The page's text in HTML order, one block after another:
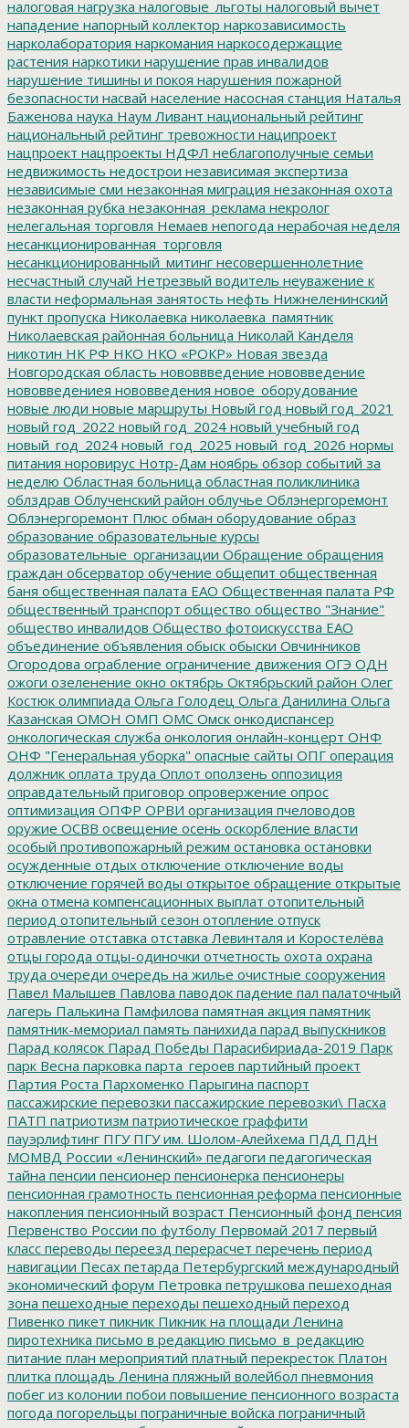
налоговая нагрузка налоговые_льготы налоговый вычет
нападение напорный коллектор наркозависимость
нарколаборатория наркомания наркосодержащие
растения наркотики нарушение прав инвалидов
нарушение тишины и покоя нарушения пожарной
безопасности насвай население насосная станция Наталья
Баженова наука Наум Ливант национальный рейтинг
национальный рейтинг тревожности наципроект
нацпроект нацпроекты НДФЛ неблагополучные семьи
недвижимость недострои независимая экспертиза
независимые сми незаконная миграция незаконная охота
незаконная рубка незаконная_реклама некролог
нелегальная торговля Немаев непогода нерабочая неделя
несанкционированная_торговля
несанкционированный_митинг несовершеннолетние
несчастный случай Нетрезвый водитель неуважение к
власти неформальная занятость нефть Нижнеленинский
пункт пропуска Николаевка николаевка_памятник
Николаевская районная больница Николай Канделя
никотин НК РФ НКО НКО «РОКР» Новая звезда
Новгородская область нововвведение нововведение
нововведениея нововведения новое_оборудование
новые люди новые маршруты Новый год новый год_2021
новый год_2022 новый год_2024 новый учебный год
новый_год_2024 новый_год_2025 новый_год_2026 нормы
питания норовирус Нотр-Дам ноябрь обзор событий за
неделю Областная больница областная поликлиника
облздрав Облученский район облучье Облэнергоремонт
Облэнергоремонт Плюс обман оборудование образ
образование образовательные курсы
образовательные_организации Обращение обращения
граждан обсерватор обучение общепит общественная
баня общественная палата ЕАО Общественная палата РФ
общественный транспорт общество общество "Знание"
общество инвалидов Общество фотоискусства ЕАО
объединение объявления обыск обыски Овчинников
Огородова ограбление ограничение движения ОГЭ ОДН
ожоги озеленение окно октябрь Октябрьский район Олег
Костюк олимпиада Ольга Голодец Ольга Данилина Ольга
Казанская ОМОН ОМП ОМС Омск онкодиспансер
онкологическая служба онкология онлайн-концерт ОНФ
ОНФ "Генеральная уборка" опасные сайты ОПГ операция
должник оплата труда Оплот оползень оппозиция
оправдательный приговор опровержение опрос
оптимизация ОПФР ОРВИ организация пчеловодов
оружие ОСВВ освещение осень оскорбление власти
особый противопожарный режим остановка остановки
осужденные отдых отключение отключение воды
отключение горячей воды открытое обращение открытые
окна отмена компенсационных выплат отопительный
период отопительный сезон отопление отпуск
отравление отставка отставка Левинталя и Коростелёва
отцы города отцы-одиночки отчетность охота охрана
труда очереди очередь на жилье очистные сооружения
Павел Малышев Павлова паводок падение пал палаточный
лагерь Палькина Памфилова памятная акция памятник
памятник-мемориал память панихида парад выпускников
Парад колясок Парад Победы Парасибириада-2019 Парк
парк Весна парковка парта_героев партийный проект
Партия Роста Пархоменко Парыгина паспорт
пассажирские перевозки пассажирские перевозки\ Пасха
ПАТП патриотизм патриотическое граффити
пауэрлифтинг ПГУПГУ им. Шолом-Алейхема ПДД ПДН
МОМВД России «Ленинский» педагоги педагогическая
тайна пенсии пенсионер пенсионерка пенсионеры
пенсионная грамотность пенсионная реформа пенсионные
накопления пенсионный возраст Пенсионный фонд пенсия
Первенство России по футболу Первомай 2017 первый
класс переводы переезд перерасчет перечень период
навигации Песах петарда Петербургский международный
экономический форум Петровка петрушкова пешеходная
зона пешеходные переходы пешеходный переход
Пивенко пикет пикник Пикник на площади Ленина
пиротехника письмо в редакцию письмо_в_редакцию
питание план мероприятий платный перекресток Платон
плитка площадь Ленина пляжный волейбол пневмония
побег из колонии побои повышение пенсионного возраста
погода погорельцы пограничные войска пограничный